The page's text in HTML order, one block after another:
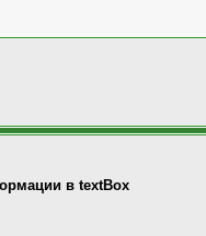
в textBox